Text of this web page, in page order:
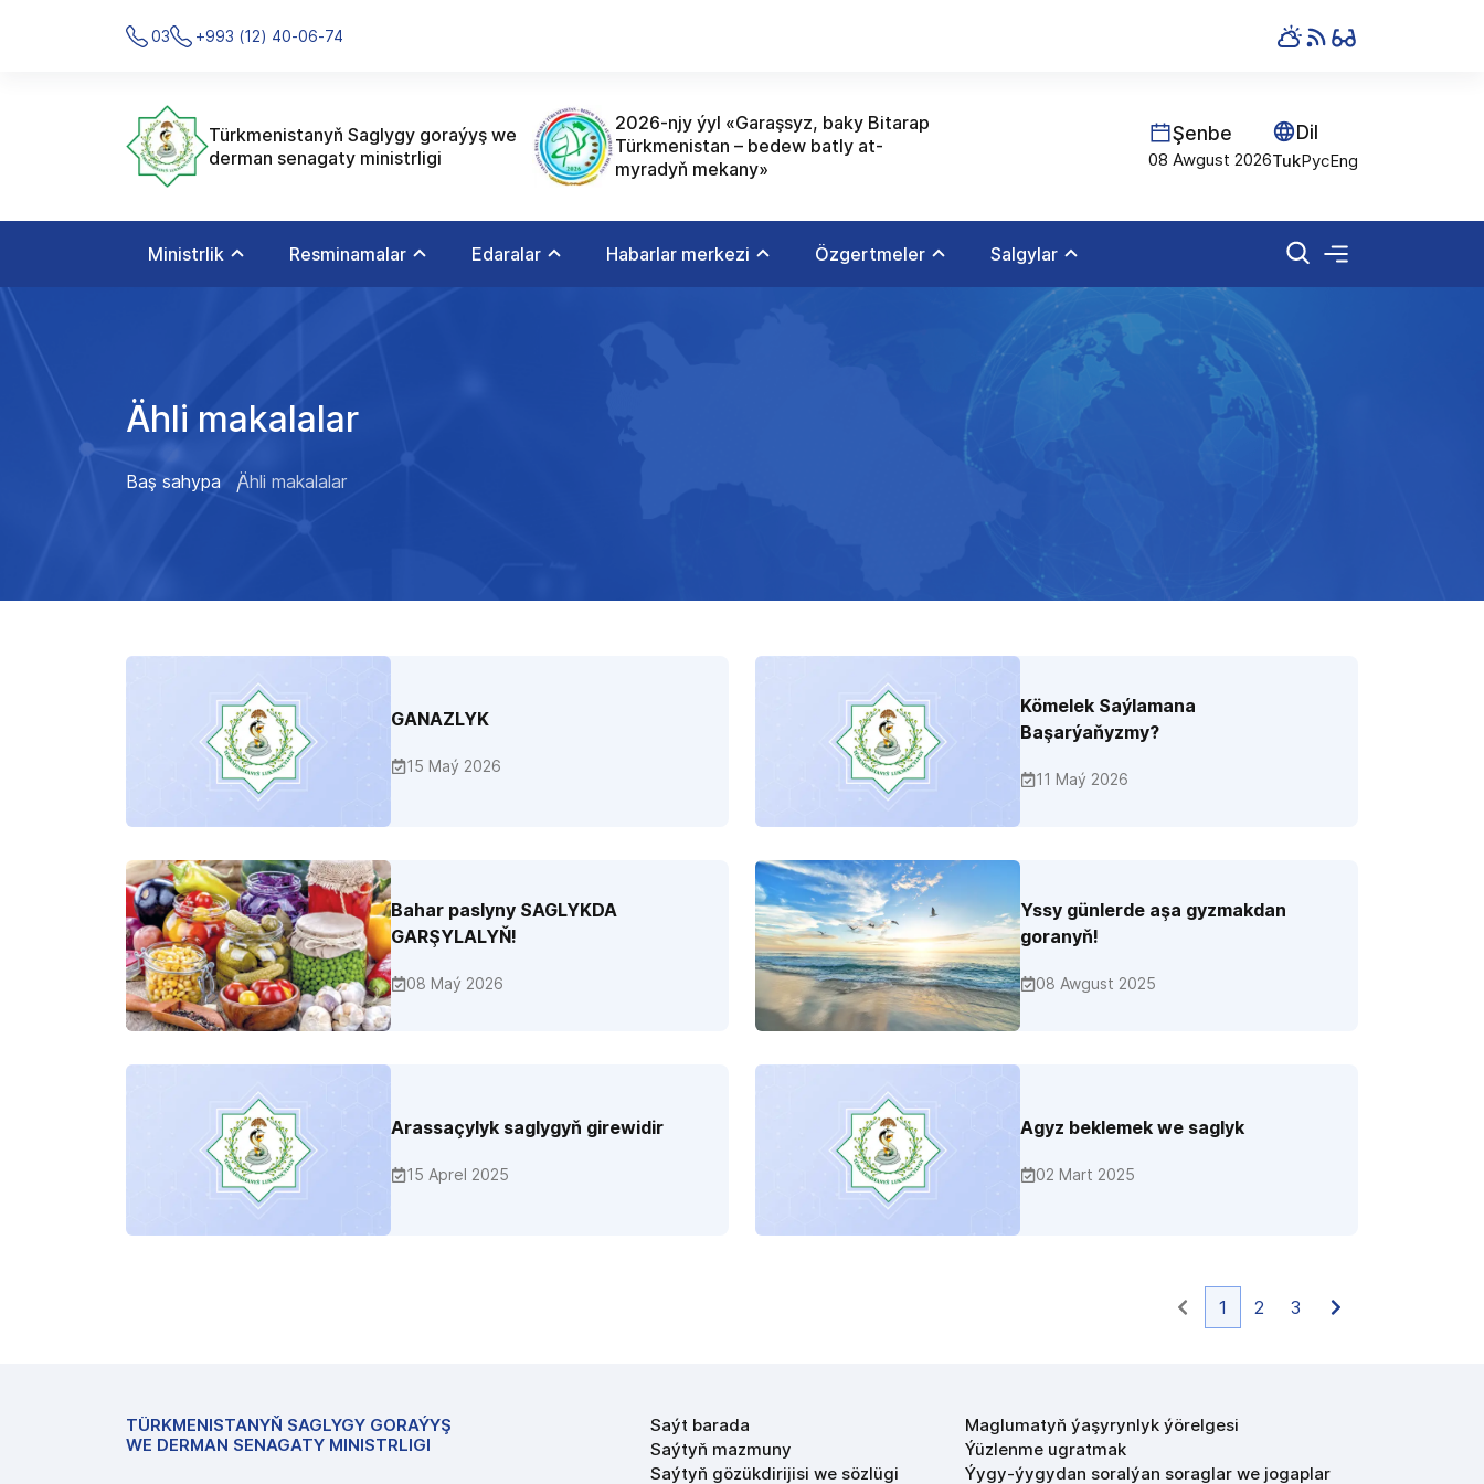
03 +993 (12) 40-06-74
Türkmenistanyň Saglygy goraýyş we
derman senagaty ministrligi
2026-njy ýyl «Garaşsyz, baky Bitarap
Türkmenistan – bedew batly at-
myradyň mekany»
Şenbe
08 Awgust 2026
Dil
TukРусEng
Ministrlik Resminamalar Edaralar Habarlar merkezi Özgertmeler Salgylar
Ähli makalalar
Baş sahypa Ähli makalalar
GANAZLYK
15 Maý 2026
Kömelek Saýlamana
Başarýaňyzmy?
11 Maý 2026
Bahar paslyny SAGLYKDA
GARŞYLALYŇ!
08 Maý 2026
Yssy günlerde aşa gyzmakdan
goranyň!
08 Awgust 2025
Arassaçylyk saglygyň girewidir
15 Aprel 2025
Agyz beklemek we saglyk
02 Mart 2025
1 2 3
TÜRKMENISTANYŇ SAGLYGY GORAÝYŞ
WE DERMAN SENAGATY MINISTRLIGI
Saýt barada
Saýtyň mazmuny
Saýtyň gözükdirijisi we sözlügi
Maglumatyň ýaşyrynlyk ýörelgesi
Ýüzlenme ugratmak
Ýygy-ýygydan soralýan soraglar we jogaplar